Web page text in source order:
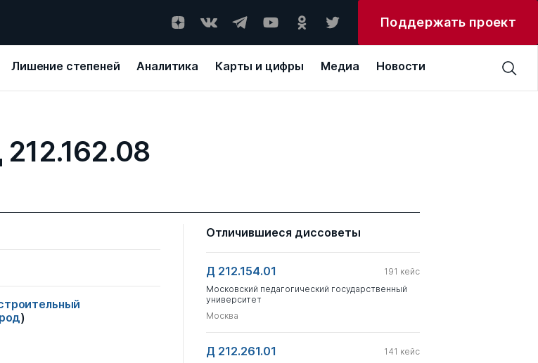
Поддержать проект
Лишение степеней Аналитика Карты и цифры Медиа Новости
)
Отличившиеся диссоветы
Д 212.154.01 191 кейс
Московский педагогический государственный
университет
Москва
Д 212.261.01 141 кейс